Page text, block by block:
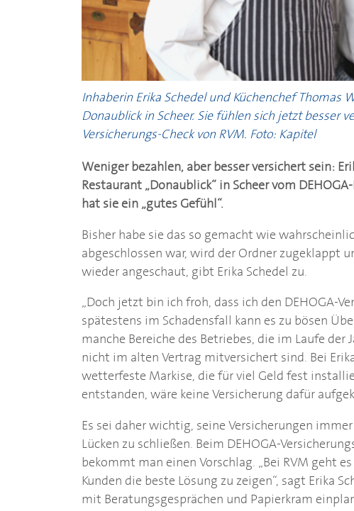
Inhaberin Erika Schedel und Küchenchef Thomas
Donaublick in Scheer. Sie fühlen sich jetzt besser
Versicherungs-Check von RVM. Foto: Kapitel
Weniger bezahlen, aber besser versichert sein:
Restaurant „Donaublick“ in Scheer vom DEHOGA
hat sie ein „gutes Gefühl“.
Bisher habe sie das so gemacht wie
abgeschlossen war, wird der Ordner zugeklappt
wieder angeschaut, gibt Erika Schedel zu.
„Doch jetzt bin ich froh, dass ich den DEHOGA-
spätestens im Schadensfall kann es zu bösen
manche Bereiche des Betriebes, die im Laufe
nicht im alten Vertrag mitversichert sind. Bei
wetterfeste Markise, die für viel Geld fest
entstanden, wäre keine Versicherung dafür
Es sei daher wichtig, seine Versicherungen
Lücken zu schließen. Beim DEHOGA-
bekommt man einen Vorschlag. „Bei RVM geht
Kunden die beste Lösung zu zeigen“, sagt Erika
mit Beratungsgesprächen und Papierkram